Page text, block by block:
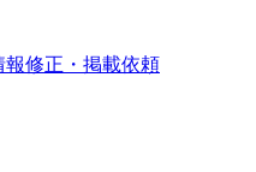
修正・掲載依頼